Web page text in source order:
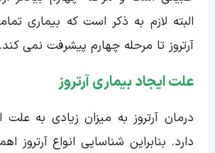
البته لازم به ذکر است که بیماری
آرتروز تا مرحله چهارم پیشرفت نمی کند.
علت ایجاد بیماری آرتروز
درمان آرتروز به میزان زیادی به
دارد. بنابراین شناسایی انواع آرتروز